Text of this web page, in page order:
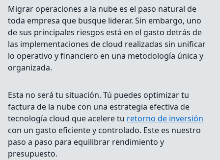
Migrar operaciones a la nube es el paso natural de
toda empresa que busque liderar. Sin embargo, uno
de sus principales riesgos está en el gasto detrás de
las implementaciones de cloud realizadas sin unificar
lo operativo y financiero en una metodología única y
organizada.
Esta no será tu situación. Tú puedes optimizar tu
factura de la nube con una estrategia efectiva de
tecnología cloud que acelere tu retorno de inversión
con un gasto eficiente y controlado. Este es nuestro
paso a paso para equilibrar rendimiento y
presupuesto.